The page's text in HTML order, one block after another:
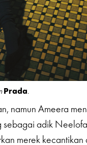
Prada.
namun Ameera
adik
merek